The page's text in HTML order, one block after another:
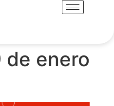
de enero